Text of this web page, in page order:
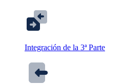
Integración de la 3ª Parte